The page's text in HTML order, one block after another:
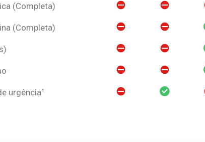
(Completa)
(Completa)
urgência¹